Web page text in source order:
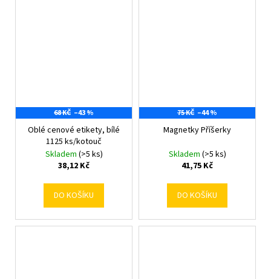
68 KČ –43 %
Oblé cenové etikety, bílé
1125 ks/kotouč
Skladem (>5 ks)
38,12 Kč
DO KOŠÍKU
75 KČ –44 %
Magnetky Příšerky
Skladem (>5 ks)
41,75 Kč
DO KOŠÍKU